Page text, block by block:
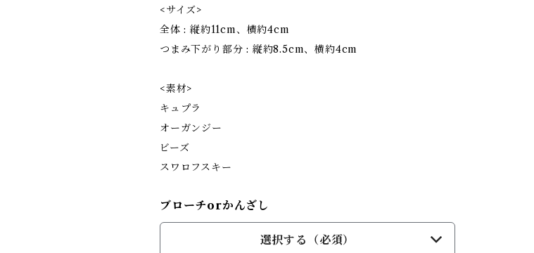
<サイズ>
全体 : 縦約11cm、横約4cm
つまみ下がり部分 : 縦約8.5cm、横約4cm
<素材>
キュプラ
オーガンジー
ビーズ
スワロフスキー
ブローチorかんざし
選択する（必須）